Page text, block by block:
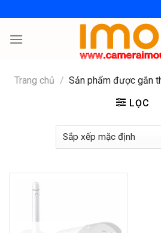
to
content
Trang chủ / Sản phẩm được gắn
LỌC